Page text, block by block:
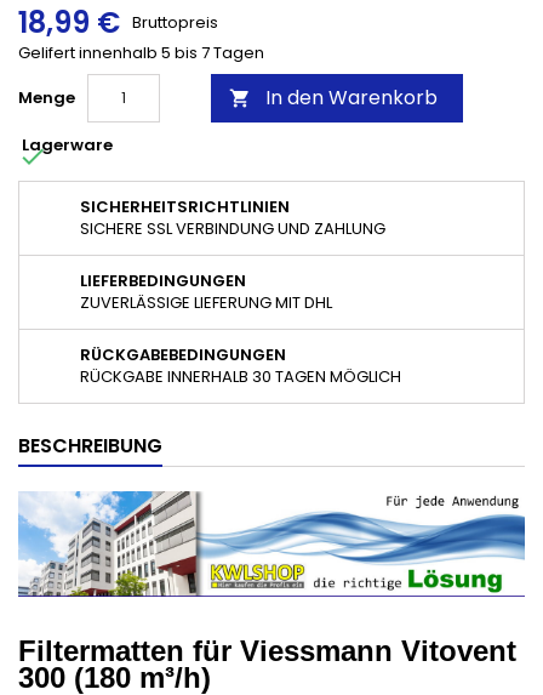
18,99 € Bruttopreis
Gelifert innenhalb 5 bis 7 Tagen
Menge
 In den Warenkorb

Lagerware
SICHERHEITSRICHTLINIEN
SICHERE SSL VERBINDUNG UND ZAHLUNG
LIEFERBEDINGUNGEN
ZUVERLÄSSIGE LIEFERUNG MIT DHL
RÜCKGABEBEDINGUNGEN
RÜCKGABE INNERHALB 30 TAGEN MÖGLICH
BESCHREIBUNG
Filtermatten für Viessmann Vitovent
300 (180 m³/h)